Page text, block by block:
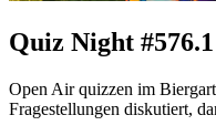
Quiz Night
Open Air quizzen im
Fragestellungen diskutiert,